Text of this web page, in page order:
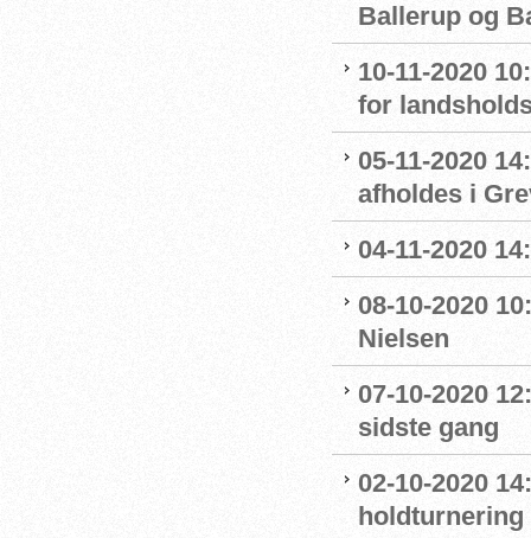
Ballerup og
10-11-2020
for
05-11-2020
afholdes i
04-11-2020
08-10-2020
Nielsen
07-10-2020
sidste gang
02-10-2020
holdturnering